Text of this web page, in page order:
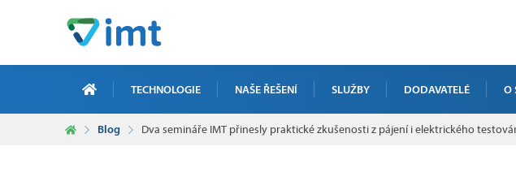
TECHNOLOGIE NAŠE ŘEŠENÍ SLUŽBY
ZAKÁZKOVÁ RTG INSPEKCE
DODAVATELÉ O
Blog Dva semináře IMT přinesly praktické zkušenosti z pájení i elektrického